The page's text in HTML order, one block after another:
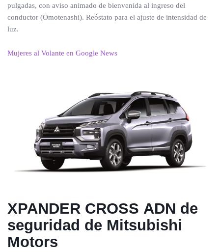
pulgadas, con aviso animado de bienvenida al ingreso del
conductor (Omotenashi). Reóstato para el ajuste de intensidad de
luz.
Mujeres al Volante en Google News
XPANDER CROSS ADN de
seguridad de Mitsubishi
Motors